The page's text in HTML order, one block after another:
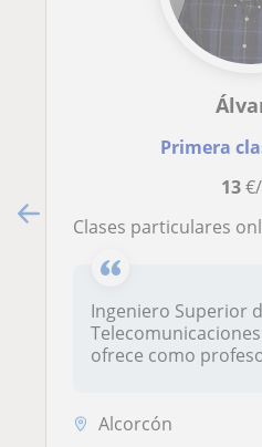
Primera
13
Clases particulares
Ingeniero Superior
Telecomunicaciones
ofrece como
Alcorcón